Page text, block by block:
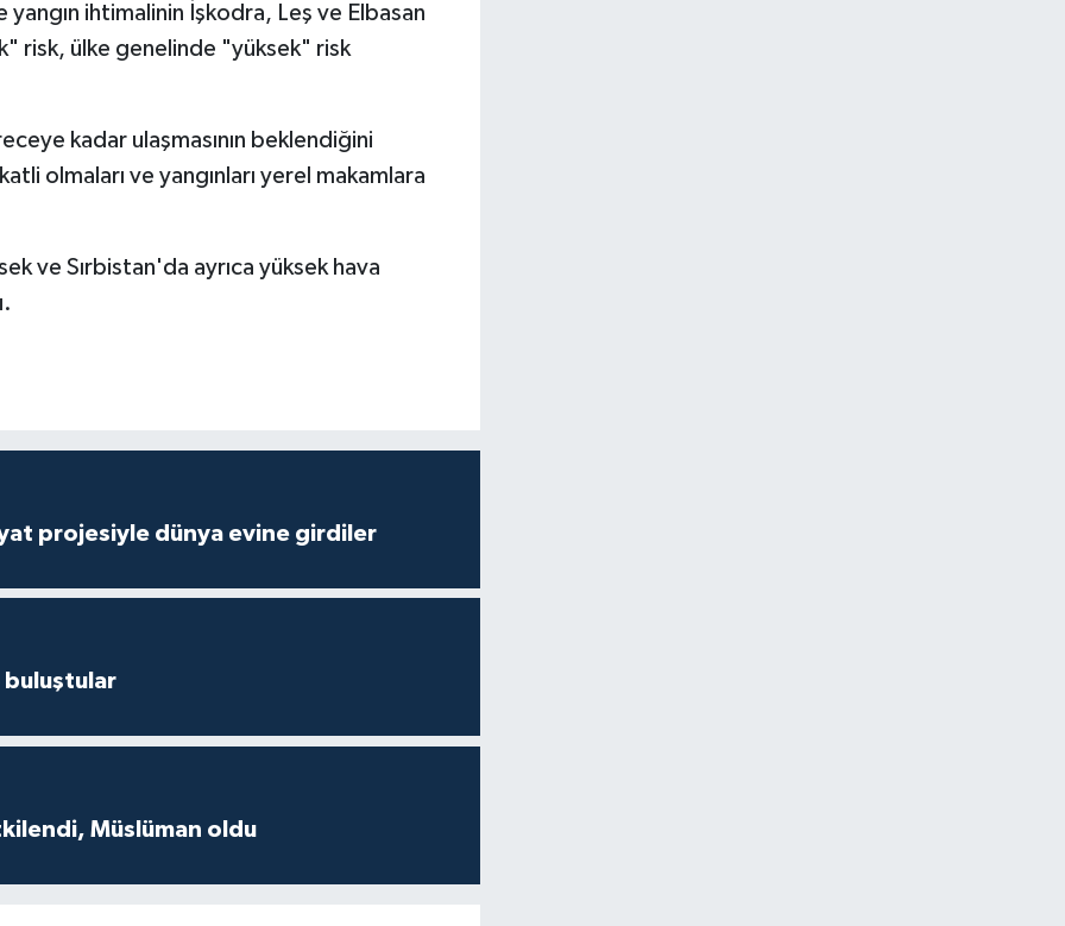
ihtimalinin İşkodra, Leş ve Elbasan
risk, ülke genelinde "yüksek" risk
kadar ulaşmasının beklendiğini
olmaları ve yangınları yerel makamlara
ve Sırbistan'da ayrıca yüksek hava
projesiyle dünya evine girdiler
buluştular
Müslüman oldu